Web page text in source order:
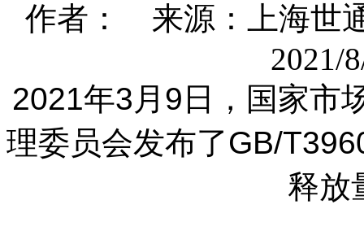
作者： 来源：上海世
2021/
2021年3月9日，国家市
理委员会发布了GB/
释放